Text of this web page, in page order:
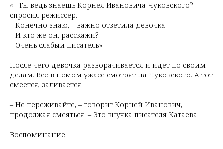
«– Ты ведь знаешь Корнея Ивановича Чуковского? –
спросил режиссер.
– Конечно знаю, – важно ответила девочка.
– И кто же он, расскажи?
– Очень слабый писатель».
После чего девочка разворачивается и идет по своим
делам. Все в немом ужасе смотрят на Чуковского. А тот
смеется, заливается.
– Не переживайте, – говорит Корней Иванович,
продолжая смеяться. – Это внучка писателя Катаева.
Воспоминание